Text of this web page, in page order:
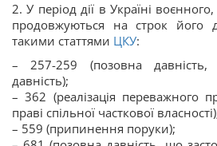
2. У період дії в Україні
продовжуються на строк його
такими статтями ЦКУ:
– 257-259 (позовна давність,
давність);
– 362 (реалізація переважного
праві спільної часткової
– 559 (припинення поруки);